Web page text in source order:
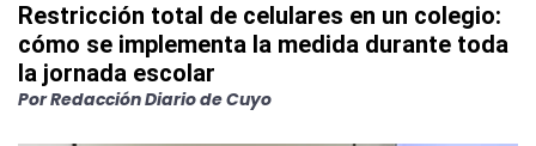
Restricción total de celulares en un colegio:
cómo se implementa la medida durante toda
la jornada escolar
PorRedacción Diario de Cuyo